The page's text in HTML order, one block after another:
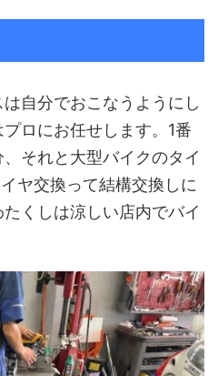
自分でおこなうようにし
ロにお任せします。1番
それと大型バイクのタイ
ヤ交換って結構交換しに
くしは涼しい店内でバイ